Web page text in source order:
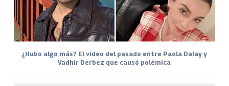
¿Hubo algo más? El video del pasado entre Paola Dalay y
Vadhir Derbez que causó polémica